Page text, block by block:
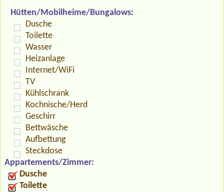
Hütten/Mobilheime/Bungalows:
Dusche
Toilette
Wasser
Heizanlage
Internet/WiFi
TV
Kühlschrank
Kochnische/Herd
Geschirr
Bettwäsche
Aufbettung
Steckdose
Appartements/Zimmer:
Dusche
Toilette